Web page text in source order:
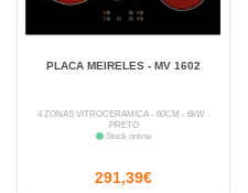
PLACA MEIRELES - MV 1602
4 ZONAS VITROCERÂMICA - 60CM - 6kW -
PRETO
Stock online
291,39€